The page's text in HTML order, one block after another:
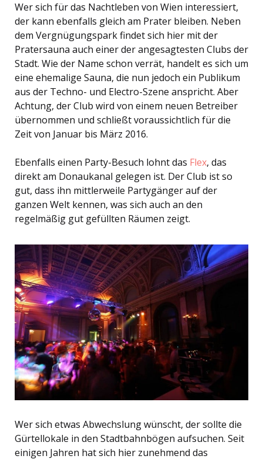
Wer sich für das Nachtleben von Wien interessiert,
der kann ebenfalls gleich am Prater bleiben. Neben
dem Vergnügungspark findet sich hier mit der
Pratersauna auch einer der angesagtesten Clubs der
Stadt. Wie der Name schon verrät, handelt es sich um
eine ehemalige Sauna, die nun jedoch ein Publikum
aus der Techno- und Electro-Szene anspricht. Aber
Achtung, der Club wird von einem neuen Betreiber
übernommen und schließt voraussichtlich für die
Zeit von Januar bis März 2016.
Ebenfalls einen Party-Besuch lohnt das Flex, das
direkt am Donaukanal gelegen ist. Der Club ist so
gut, dass ihn mittlerweile Partygänger auf der
ganzen Welt kennen, was sich auch an den
regelmäßig gut gefüllten Räumen zeigt.
Wer sich etwas Abwechslung wünscht, der sollte die
Gürtellokale in den Stadtbahnbögen aufsuchen. Seit
einigen Jahren hat sich hier zunehmend das